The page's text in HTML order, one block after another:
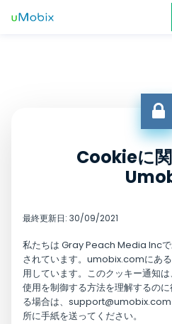
Cookieに
最終更新日: 30/09/2021
私たちは Gray Peach Media Inc
されています。umobix.comにあ
用しています。このクッキー通知
使用を制御する方法を理解するの
る場合は、 support@umobix.com
所に手紙を送ってください。